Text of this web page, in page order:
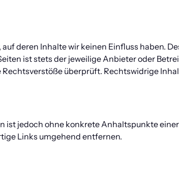
deren Inhalte wir keinen Einfluss haben.
ist stets der jeweilige Anbieter oder
überprüft. Rechtswidrige
jedoch ohne konkrete Anhaltspunkte
Links umgehend entfernen.